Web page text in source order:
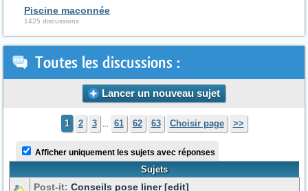
Piscine maconnée
1425 discussions
Toutes les discussions :
Lancer un nouveau sujet
1 2 3 ... 61 62 63 Choisir page >>
Afficher uniquement les sujets avec réponses
Sujets
Post-it: Conseils pose liner [edit]